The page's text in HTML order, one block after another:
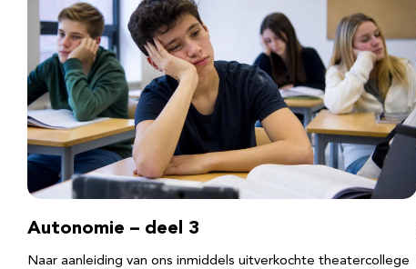
Autonomie – deel 3
Naar aanleiding van ons inmiddels uitverkochte theatercollege